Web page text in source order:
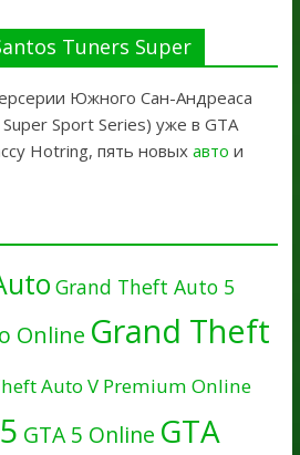
Tuners Super
Южного Сан-Андреаса
Sport Series) уже в GTA
Hotring, пять новых авто и
Grand Theft Auto 5
Online Grand Theft
Auto V Premium Online
GTA 5 Online GTA